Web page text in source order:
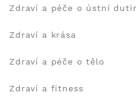
Zdraví a péče o ústní
Zdraví a krása
Zdraví a péče o tělo
Zdraví a fitness